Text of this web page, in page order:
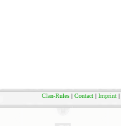
Clan-Rules| Contact| Imprint|